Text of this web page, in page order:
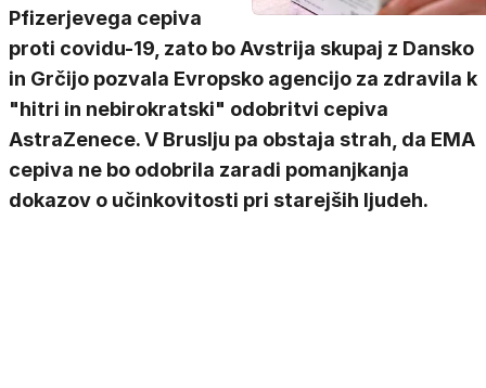
Pfizerjevega cepiva
proti covidu-19, zato bo Avstrija skupaj z Dansko
in Grčijo pozvala Evropsko agencijo za zdravila k
"hitri in nebirokratski" odobritvi cepiva
AstraZenece. V Bruslju pa obstaja strah, da EMA
cepiva ne bo odobrila zaradi pomanjkanja
dokazov o učinkovitosti pri starejših ljudeh.